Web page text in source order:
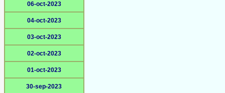
06-oct-2023
04-oct-2023
03-oct-2023
02-oct-2023
01-oct-2023
30-sep-2023